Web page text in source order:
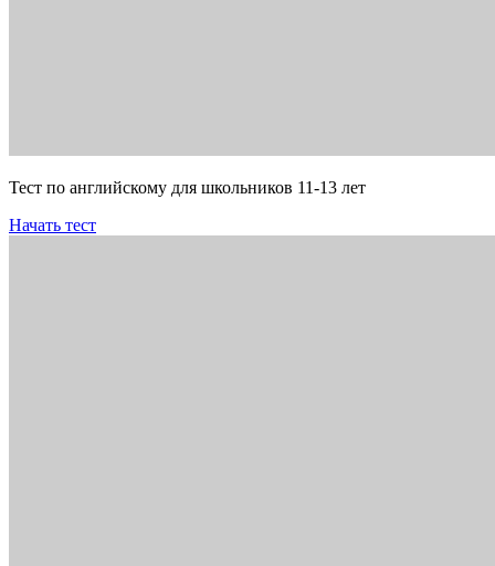
Тест по английскому для школьников 11-13 лет
Начать тест